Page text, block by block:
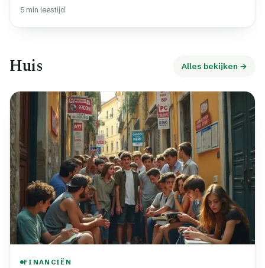
5 min leestijd
Huis Alles bekijken →
FINANCIËN